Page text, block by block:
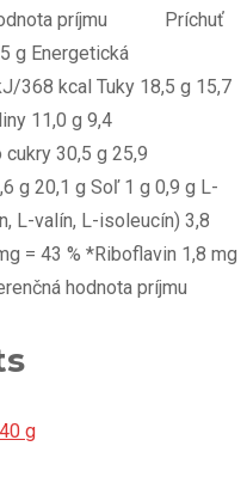
hodnota príjmu Príchuť
g Energetická
368 kcal Tuky 18,5 g 15,7
11,0 g 9,4
30,5 g 25,9
g 20,1 g Soľ 1 g 0,9 g L-
L-valín, L-isoleucín) 3,8
= 43 % *Riboflavin 1,8 mg
hodnota príjmu